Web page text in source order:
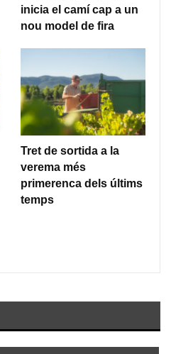
inicia el camí cap a un
nou model de fira
Tret de sortida a la
verema més
primerenca dels últims
temps